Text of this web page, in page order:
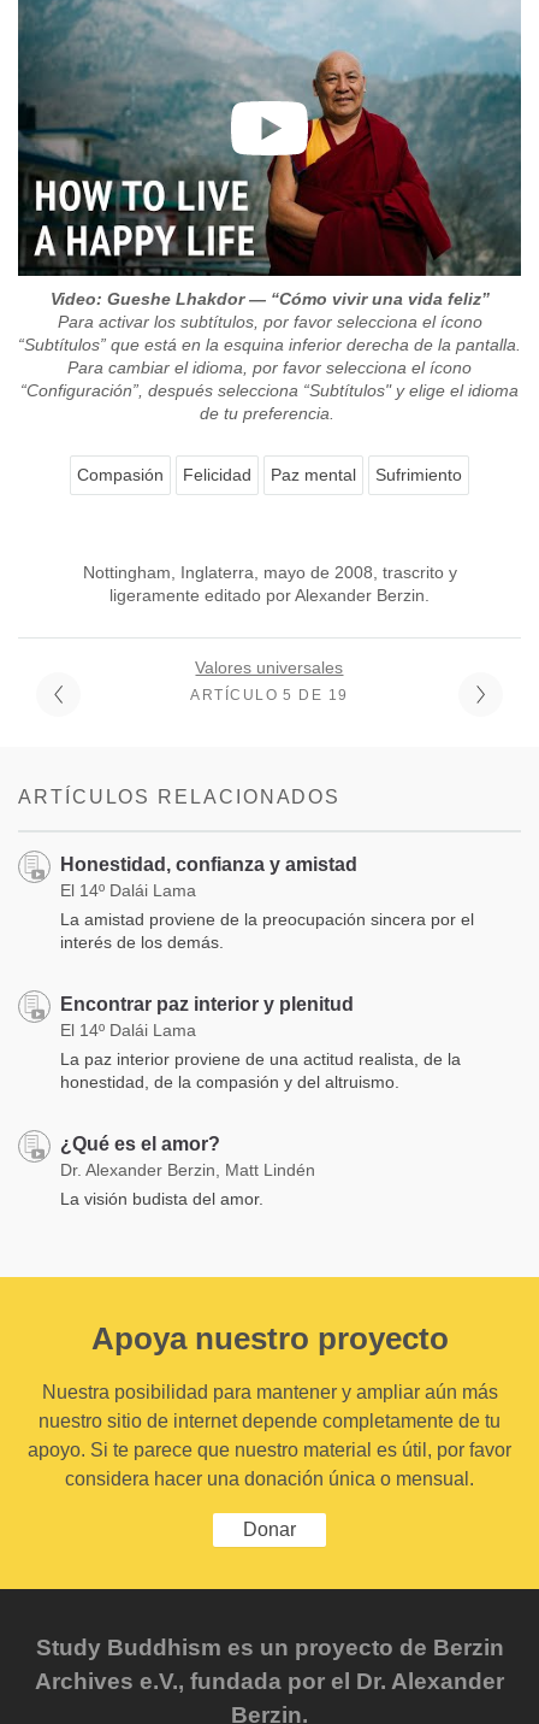
Video: Gueshe Lhakdor — “Cómo vivir una vida feliz”
Para activar los subtítulos, por favor selecciona el ícono
“Subtítulos” que está en la esquina inferior derecha de la pantalla.
Para cambiar el idioma, por favor selecciona el ícono
“Configuración”, después selecciona “Subtítulos" y elige el idioma
de tu preferencia.
Compasión Felicidad Paz mental Sufrimiento
Nottingham, Inglaterra, mayo de 2008, trascrito y
ligeramente editado por Alexander Berzin.
Valores universales
ARTÍCULO 5 DE 19
ARTÍCULOS RELACIONADOS
Honestidad, confianza y amistad
El 14º Dalái Lama
La amistad proviene de la preocupación sincera por el
interés de los demás.
Encontrar paz interior y plenitud
El 14º Dalái Lama
La paz interior proviene de una actitud realista, de la
honestidad, de la compasión y del altruismo.
¿Qué es el amor?
Dr. Alexander Berzin, Matt Lindén
La visión budista del amor.
Apoya nuestro proyecto
Nuestra posibilidad para mantener y ampliar aún más
nuestro sitio de internet depende completamente de tu
apoyo. Si te parece que nuestro material es útil, por favor
considera hacer una donación única o mensual.
Donar
Study Buddhism es un proyecto de Berzin
Archives e.V., fundada por el Dr. Alexander
Berzin.